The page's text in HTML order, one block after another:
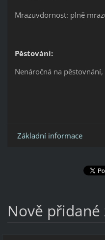
Mrazuvdornost: plně
Pěstování:
Nenáročná na
Základní informace
Nově přidané